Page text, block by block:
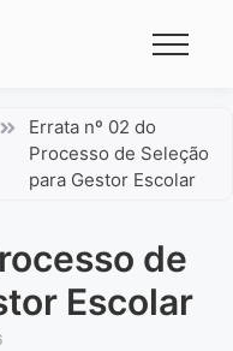
Errata nº 02 do
Processo de Seleção
para Gestor Escolar
de
Escolar